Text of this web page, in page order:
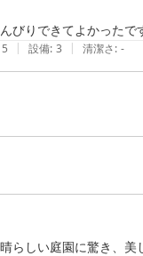
5 | 設備: 3 | 清潔さ: -
らしい庭園に驚き、